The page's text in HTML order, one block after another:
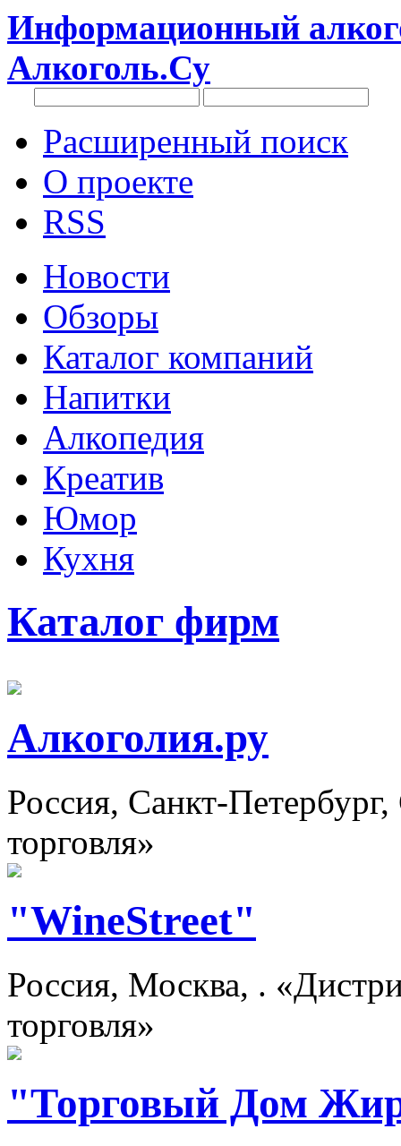
Информационный
Алкоголь.Су
Расширенный поиск
О проекте
RSS
Новости
Обзоры
Каталог компаний
Напитки
Алкопедия
Креатив
Юмор
Кухня
Каталог фирм
Алкоголия.ру
Россия, Санкт-
торговля»
"WineStreet"
Россия, Москва, .
торговля»
"Торговый Дом